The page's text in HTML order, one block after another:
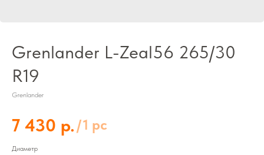
Grenlander L-Zeal56 265/30
R19
Grenlander
7 430 р. /1 pc
Диаметр